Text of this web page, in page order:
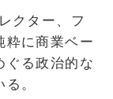
クター、フ
粋に商業ベー
ぐる政治的な
。